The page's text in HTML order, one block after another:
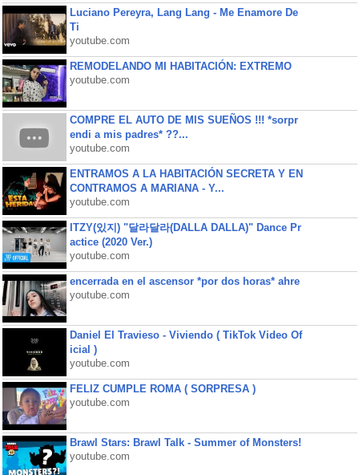
Luciano Pereyra, Lang Lang - Me Enamore De
Ti
youtube.com
REMODELANDO MI HABITACIÓN: EXTREMO
youtube.com
COMPRE EL AUTO DE MIS SUEÑOS !!! *sorpr
endi a mis padres* ??...
youtube.com
ENTRAMOS A LA HABITACIÓN SECRETA Y EN
CONTRAMOS A MARIANA - Y...
youtube.com
ITZY(있지) "달라달라(DALLA DALLA)" Dance Pr
actice (2020 Ver.)
youtube.com
encerrada en el ascensor *por dos horas* ahre
youtube.com
Daniel El Travieso - Viviendo ( TikTok Video Of
icial )
youtube.com
FELIZ CUMPLE ROMA ( SORPRESA )
youtube.com
Brawl Stars: Brawl Talk - Summer of Monsters!
youtube.com